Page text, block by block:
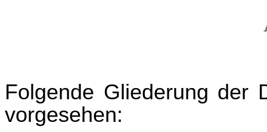
Folgende Gliederung der
vorgesehen: